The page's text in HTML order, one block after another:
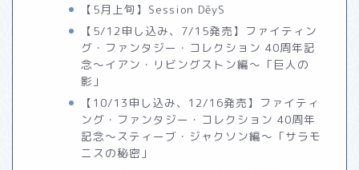
【5月上旬】Session DēyS
【5/12申し込み、7/15発売】ファイティン
グ・ファンタジー・コレクション 40周年記
念～イアン・リビングストン編～「巨人の
影」
【10/13申し込み、12/16発売】ファイティ
ング・ファンタジー・コレクション 40周年
記念～スティーブ・ジャクソン編～「サラモ
ニスの秘密」